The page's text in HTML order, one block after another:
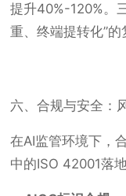
提升40%-120%。
重、终端提转化”的
六、合规与安全：
在AI监管环境下，
中的ISO 42001落